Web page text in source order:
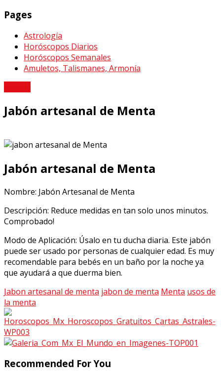
Pages
Astrología
Horóscopos Diarios
Horóscopos Semanales
Amuletos, Talismanes, Armonía
Jabón artesanal de Menta
Jabón artesanal de Menta
Nombre: Jabón Artesanal de Menta
Descripción: Reduce medidas en tan solo unos minutos.
Comprobado!
Modo de Aplicación: Úsalo en tu ducha diaria. Este jabón
puede ser usado por personas de cualquier edad. Es muy
recomendable para bebés en un baño por la noche ya
que ayudará a que duerma bien.
Jabon artesanal de menta jabon de menta Menta usos de
la menta
Recommended For You